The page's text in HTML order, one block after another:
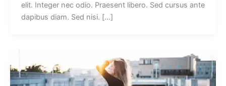
elit. Integer nec odio. Praesent libero. Sed cursus ante
dapibus diam. Sed nisi. […]